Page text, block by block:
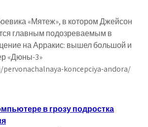
«Мятеж», в котором Джейсон
главным подозреваемым в
на Арракис: вышел большой и
«Дюны-3»
koncepciya-andora/
в грозу подростка